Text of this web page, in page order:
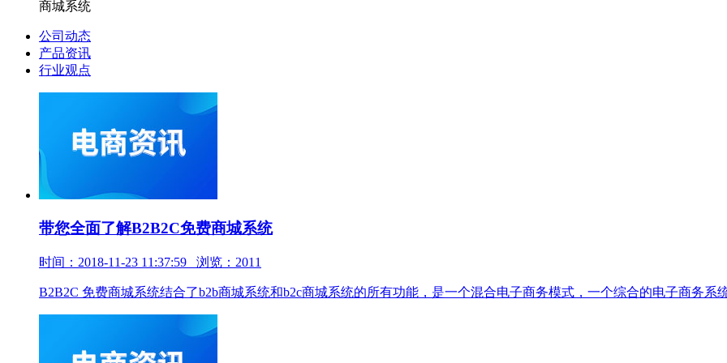
商城系统
公司动态
产品资讯
行业观点
带您全面了解B2B2C免费商城系统
时间：2018-11-23 11:37:59 浏览：2011
B2B2C 免费商城系统结合了b2b商城系统和b2c商城系统的所有功能，是一个混合电子商务模式，一个综合的电子商务系